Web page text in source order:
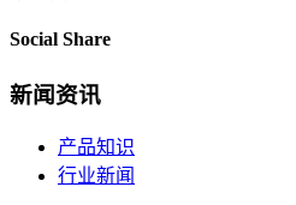
Social Share
新闻资讯
产品知识
行业新闻